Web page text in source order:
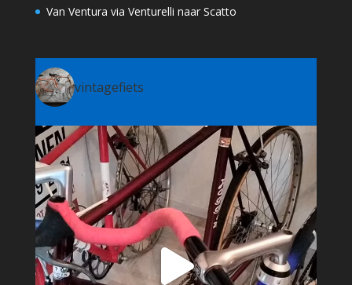
Van Ventura via Venturelli naar Scatto
vintagefiets